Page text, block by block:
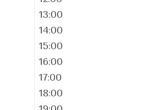
13:00
14:00
15:00
16:00
17:00
18:00